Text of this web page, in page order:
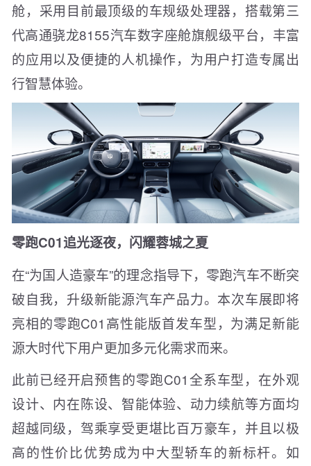
舱，采用目前最顶级的车规级处理器，搭载第三
代高通骁龙8155汽车数字座舱旗舰级平台，丰富
的应用以及便捷的人机操作，为用户打造专属出
行智慧体验。
零跑C01追光逐夜，闪耀蓉城之夏
在“为国人造豪车”的理念指导下，零跑汽车不断突
破自我，升级新能源汽车产品力。本次车展即将
亮相的零跑C01高性能版首发车型，为满足新能
源大时代下用户更加多元化需求而来。
此前已经开启预售的零跑C01全系车型，在外观
设计、内在陈设、智能体验、动力续航等方面均
超越同级，驾乘享受更堪比百万豪车，并且以极
高的性价比优势成为中大型轿车的新标杆。如